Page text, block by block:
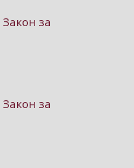
Закон за
Закон за